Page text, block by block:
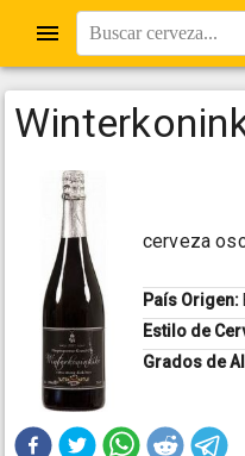
Buscar cerveza...
cerveza
País Origen:
Estilo de
Grados de